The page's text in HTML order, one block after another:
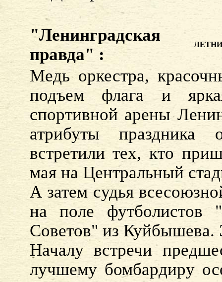
"Ленинградская
правда" :
Медь оркестра,
подъем флага и
спортивной арены
атрибуты праздника
встретили тех, кто
мая на Центральный
А затем судья
на поле футболистов
Советов" из Куйбышева.
Началу встречи
лучшему бомбардиру